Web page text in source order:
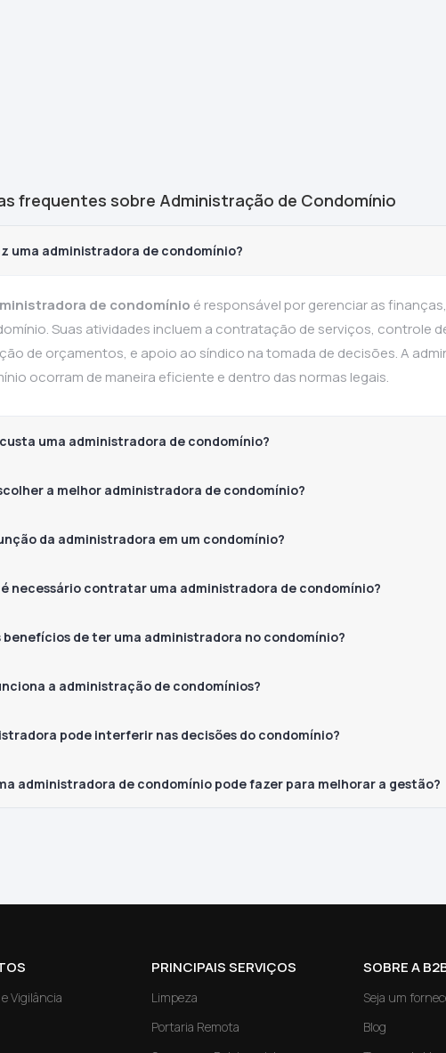
frequentes sobre Administração de Condomínio
uma administradora de condomínio?
de condomínio é responsável por gerenciar as
Suas atividades incluem a contratação de serviços, controle
de orçamentos, e apoio ao síndico na tomada de decisões. A
ocorram de maneira eficiente e dentro das normas legais.
uma administradora de condomínio?
a melhor administradora de condomínio?
da administradora em um condomínio?
é necessário contratar uma administradora de condomínio?
benefícios de ter uma administradora no condomínio?
a administração de condomínios?
pode interferir nas decisões do condomínio?
administradora de condomínio pode fazer para melhorar a gestão?
Vigilância
PRINCIPAIS SERVIÇOS
Limpeza
Portaria Remota
SOBRE A
Seja um
Blog